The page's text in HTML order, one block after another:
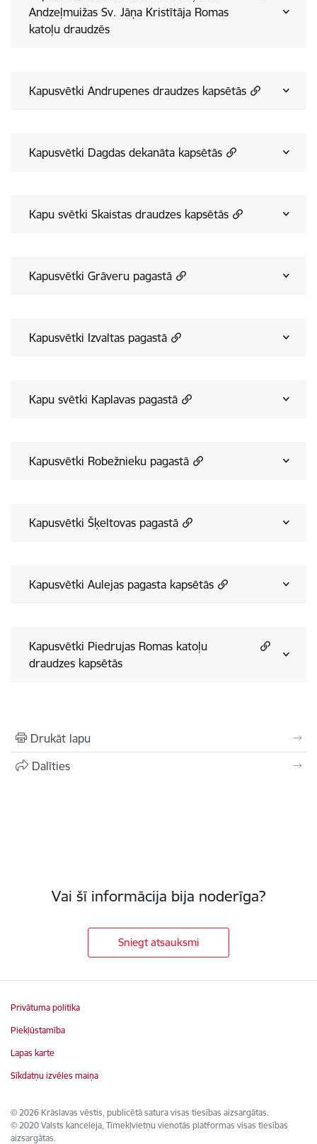
Andzeļmuižas Sv. Jāņa Kristītāja Romas
katoļu draudzēs
Kapusvētki Andrupenes draudzes kapsētās
Kapusvētki Dagdas dekanāta kapsētās
Kapu svētki Skaistas draudzes kapsētās
Kapusvētki Grāveru pagastā
Kapusvētki Izvaltas pagastā
Kapu svētki Kaplavas pagastā
Kapusvētki Robežnieku pagastā
Kapusvētki Šķeltovas pagastā
Kapusvētki Aulejas pagasta kapsētās
Kapusvētki Piedrujas Romas katoļu
draudzes kapsētās
Drukāt lapu
Dalīties
Vai šī informācija bija noderīga?
Sniegt atsauksmi
© 2026 Krāslavas vēstis, publicētā satura visas tiesības aizsargātas.
© 2020 Valsts kanceleja, Tīmekļvietņu vienotās platformas visas tiesības
aizsargātas.
Privātuma politika
Piekļūstamība
Lapas karte
Sīkdatņu izvēles maiņa